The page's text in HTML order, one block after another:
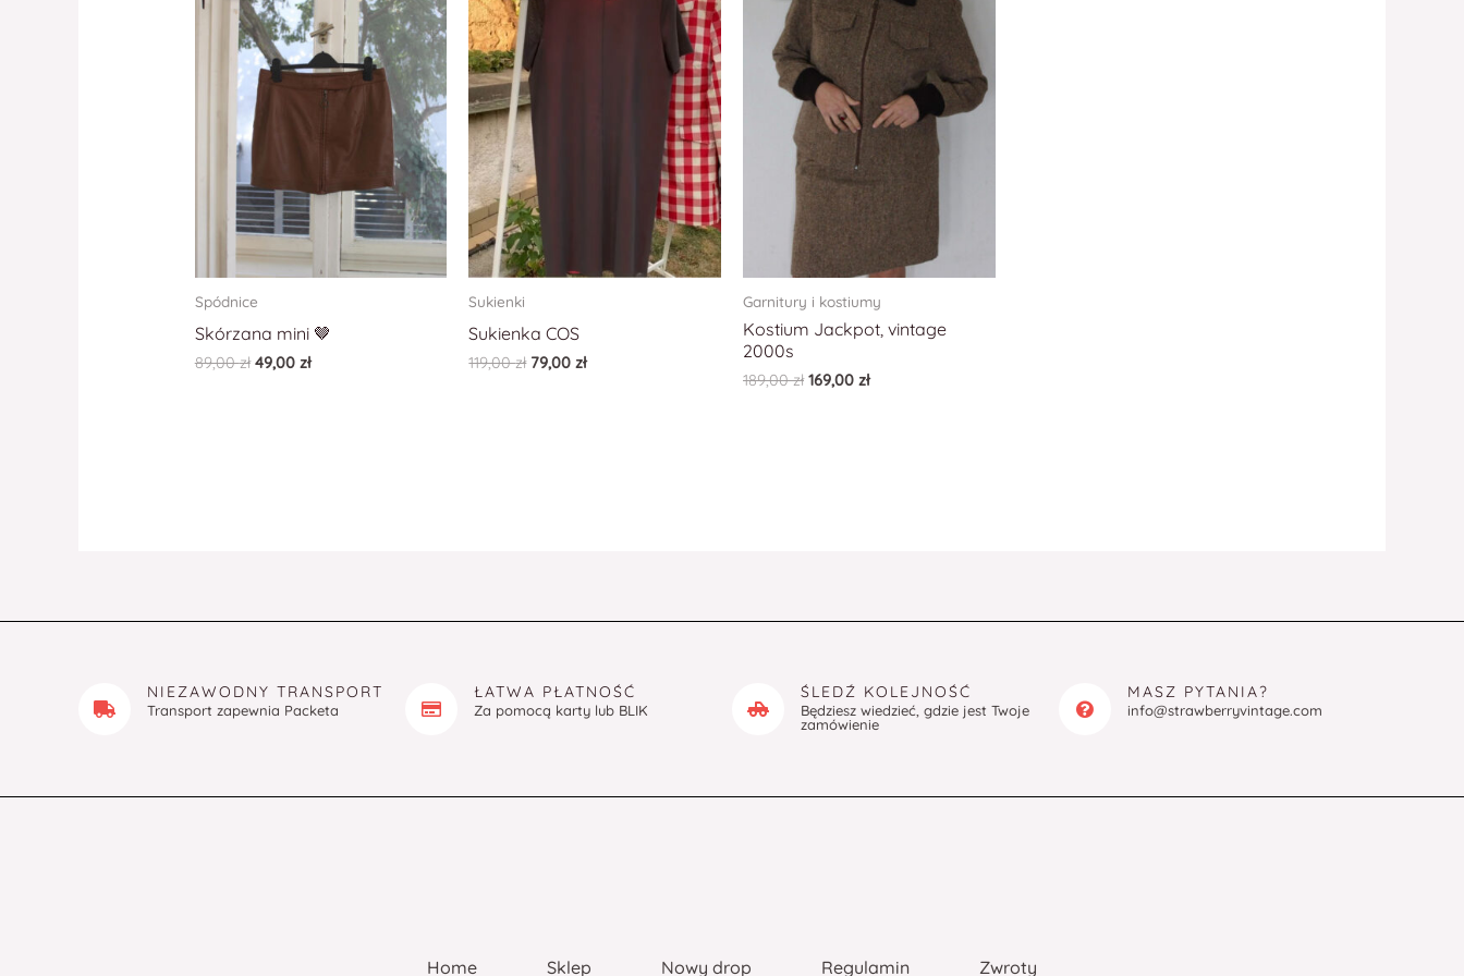
Spódnice
Skórzana mini 🤎
89,00zł 49,00 zł
Sukienki
Sukienka COS
119,00zł 79,00zł
Garnitury i kostiumy
Kostium Jackpot, vintage
2000s
189,00zł 169,00 zł
NIEZAWODNY TRANSPORT
Transport zapewnia Packeta
ŁATWA PŁATNOŚĆ
Za pomocą karty lub BLIK
ŚLEDŹ KOLEJNOŚĆ
Będziesz wiedzieć, gdzie jest Twoje
zamówienie
MASZ PYTANIA?
info@strawberryvintage.com
Home Sklep Nowy drop Regulamin Zwroty